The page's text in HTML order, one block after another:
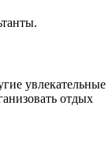
увлекательные
отдых